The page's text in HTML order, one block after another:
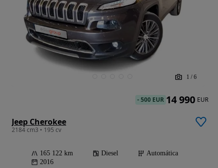
1 / 6
Jeep Cherokee
2184 cm3 • 195 cv
165 122 km Diesel
Automática
2016
-500 EUR 14 990 EUR